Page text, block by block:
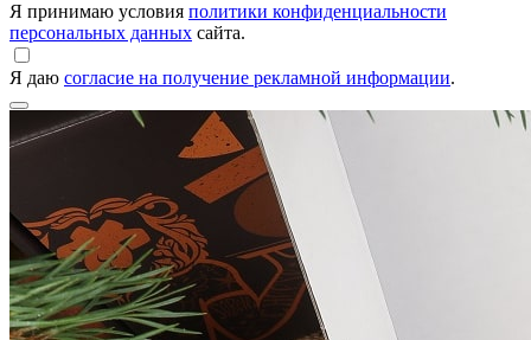
Я принимаю условия политики конфиденциальности
персональных данных сайта.
Я даю согласие на получение рекламной информации.